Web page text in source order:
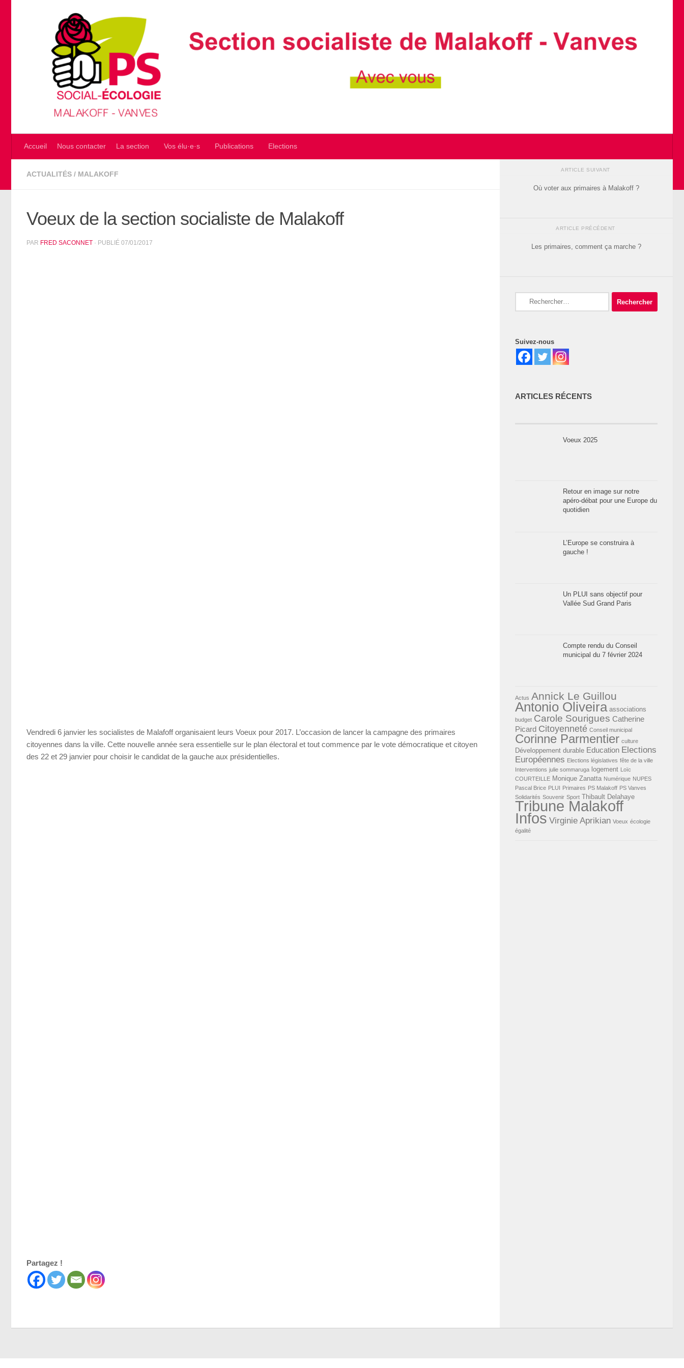
Accueil Nous contacter La section Vos élu·e·s Publications Elections
ACTUALITÉS / MALAKOFF
Voeux de la section socialiste de Malakoff
PAR FRED SACONNET · PUBLIÉ 07/01/2017
Vendredi 6 janvier les socialistes de Malafoff organisaient leurs Voeux pour 2017. L’occasion de lancer la campagne des primaires
citoyennes dans la ville. Cette nouvelle année sera essentielle sur le plan électoral et tout commence par le vote démocratique et citoyen
des 22 et 29 janvier pour choisir le candidat de la gauche aux présidentielles.
Partagez !
ARTICLE SUIVANT
Où voter aux primaires à Malakoff ?
ARTICLE PRÉCÉDENT
Les primaires, comment ça marche ?
Suivez-nous
ARTICLES RÉCENTS
Voeux 2025
Retour en image sur notre
apéro-débat pour une Europe du
quotidien
L’Europe se construira à
gauche !
Un PLUI sans objectif pour
Vallée Sud Grand Paris
Compte rendu du Conseil
municipal du 7 février 2024
Actus Annick Le Guillou
Antonio Oliveira associations
budget Carole Sourigues Catherine
Picard Citoyenneté Conseil municipal
Corinne Parmentier culture
Développement durable Education Elections
Européennes Elections législatives fête de la ville
Interventions julie sommaruga logement Loïc
COURTEILLE Monique Zanatta Numérique NUPES
Pascal Brice PLUI Primaires PS Malakoff PS Vanves
Solidarités Souvenir Sport Thibault Delahaye
Tribune Malakoff
Infos Virginie Aprikian Voeux écologie
égalité